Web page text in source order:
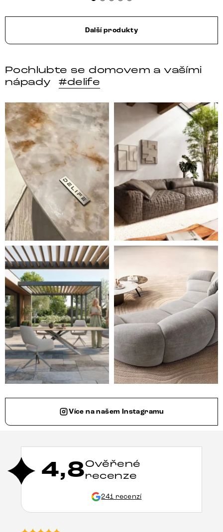
Další produkty
Pochlubte se domovem a vašími
nápady
#delife
DELIFE – Nábytek, který promění dům v domov. Domo
Místo, kam se budeš těšit
Styl, odolnost a společné chvíle pod širým nebem.
Ne každá pohovka je jen
Více na našem Instagramu
4,8Ověřené
recenze
241 recenzí